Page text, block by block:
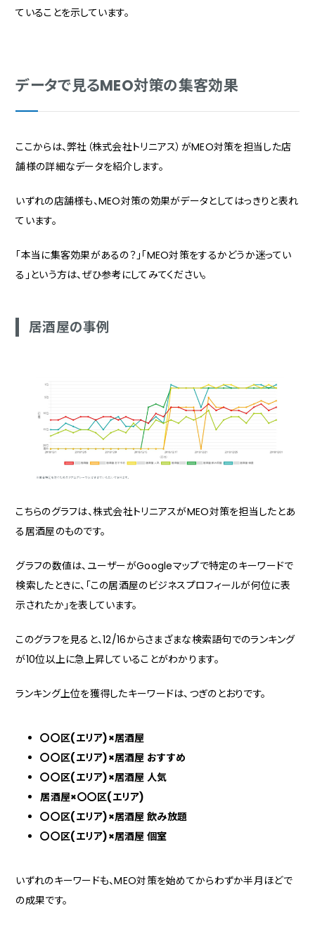
ていることを示しています。
データで見るMEO対策の集客効果
ここからは、弊社（株式会社トリニアス）がMEO対策を担当した店
舗様の詳細なデータを紹介します。
いずれの店舗様も、MEO対策の効果がデータとしてはっきりと表れ
ています。
「本当に集客効果があるの？」「MEO対策をするかどうか迷ってい
る」という方は、ぜひ参考にしてみてください。
居酒屋の事例
こちらのグラフは、株式会社トリニアスがMEO対策を担当したとあ
る居酒屋のものです。
グラフの数値は、ユーザーがGoogleマップで特定のキーワードで
検索したときに、「この居酒屋のビジネスプロフィールが何位に表
示されたか」を表しています。
このグラフを見ると、12/16からさまざまな検索語句でのランキング
が10位以上に急上昇していることがわかります。
ランキング上位を獲得したキーワードは、つぎのとおりです。
〇〇区(エリア)×居酒屋
〇〇区(エリア)×居酒屋 おすすめ
〇〇区(エリア)×居酒屋 人気
居酒屋×〇〇区(エリア)
〇〇区(エリア)×居酒屋 飲み放題
〇〇区(エリア)×居酒屋 個室
いずれのキーワードも、MEO対策を始めてからわずか半月ほどで
の成果です。